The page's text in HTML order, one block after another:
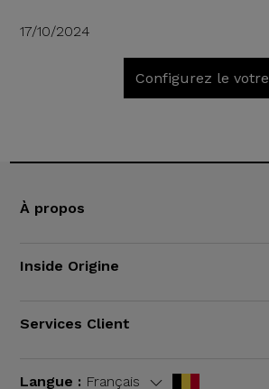
17/10/2024
Configurez le votre
À propos
Inside Origine
Services Client
Langue : Français